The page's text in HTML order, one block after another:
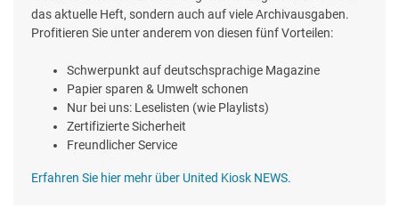
das aktuelle Heft, sondern auch auf viele Archivausgaben.
Profitieren Sie unter anderem von diesen fünf Vorteilen:
Schwerpunkt auf deutschsprachige Magazine
Papier sparen & Umwelt schonen
Nur bei uns: Leselisten (wie Playlists)
Zertifizierte Sicherheit
Freundlicher Service
Erfahren Sie hier mehr über United Kiosk NEWS.